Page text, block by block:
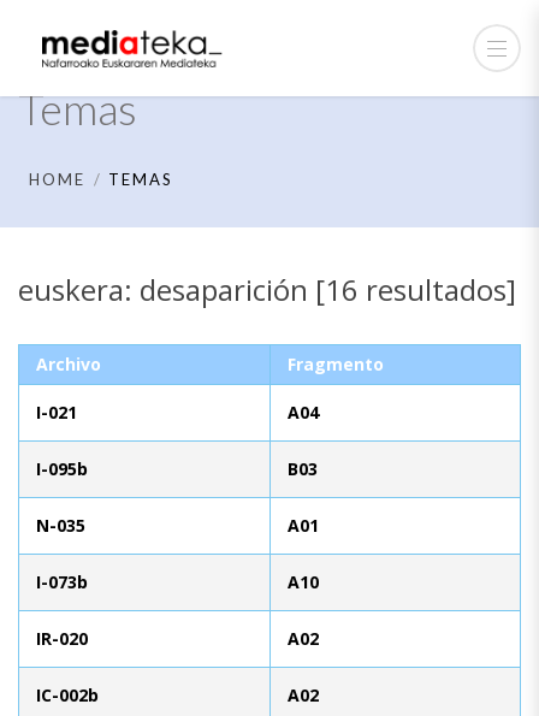
Temas
HOME TEMAS
euskera: desaparición [16 resultados]
Archivo Fragmento
I-021 A04
I-095b B03
N-035 A01
I-073b A10
IR-020 A02
IC-002b A02